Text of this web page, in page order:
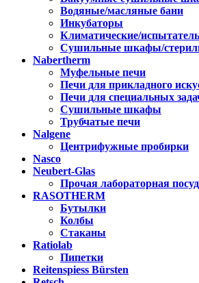
Водяные/масляные бани
Инкубаторы
Климатические/
Сушильные шкафы/
Nabertherm
Муфельные печи
Печи для прикладного
Печи для специальных
Сушильные шкафы
Трубчатые печи
Nalgene
Центрифужные пробирки
Nasco
Neubert-Glas
Прочая лабораторная
RASOTHERM
Бутылки
Колбы
Стаканы
Ratiolab
Пипетки
Reitenspiess Bürsten